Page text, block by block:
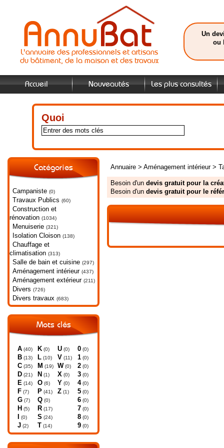
L'annuaire des professionnels et artisans
du bâtiment, de la maison et des travaux
Un
ou
Accueil Nouveautés Les plus consultés
Quoi
Catégories
Campaniste (0)
Travaux Publics (60)
Construction et
rénovation (1034)
Menuiserie (321)
Isolation Cloison (138)
Chauffage et
climatisation (313)
Salle de bain et cuisine (297)
Aménagement intérieur (437)
Aménagement extérieur (211)
Divers (726)
Divers travaux (683)
Mots clés
A (40)
B (13)
C (35)
D (21)
E (14)
F (7)
G (7)
H (5)
(0)
J (2)
K (0)
L (10)
M (19)
N (1)
O (6)
P (41)
Q (0)
R (17)
S (24)
T (14)
U (0)
V (11)
W (0)
X (0)
Y (0)
Z (1)
0 (0)
1 (0)
2 (0)
3 (0)
4(0)
5 (0)
6 (0)
7 (0)
8 (0)
9 (0)
Annuaire > Aménagement intérieur>
Besoin d'un devis gratuit pour la
Besoin d'un devis gratuit pour le